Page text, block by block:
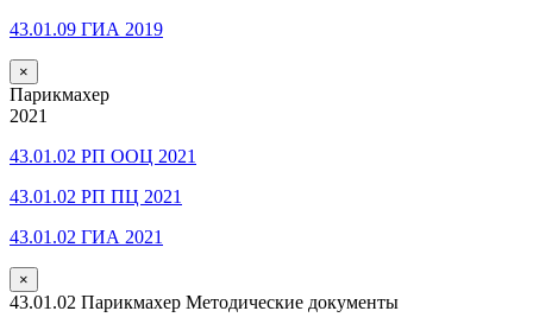
43.01.09 ГИА 2019
×
Парикмахер
2021
43.01.02 РП ООЦ 2021
43.01.02 РП ПЦ 2021
43.01.02 ГИА 2021
×
43.01.02 Парикмахер Методические документы